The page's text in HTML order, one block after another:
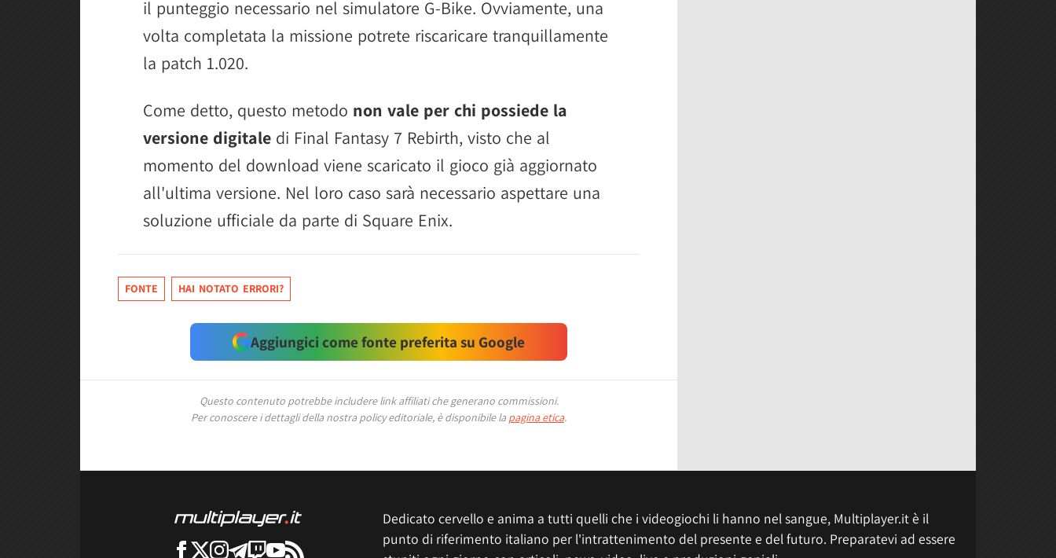
il punteggio necessario nel simulatore G-Bike. Ovviamente, una
volta completata la missione potrete riscaricare tranquillamente
la patch 1.020.
Come detto, questo metodo non vale per chi possiede la
versione digitale di Final Fantasy 7 Rebirth, visto che al
momento del download viene scaricato il gioco già aggiornato
all'ultima versione. Nel loro caso sarà necessario aspettare una
soluzione ufficiale da parte di Square Enix.
FONTE HAI NOTATO ERRORI?
Aggiungici come fonte preferita su Google
Questo contenuto potrebbe includere link affiliati che generano commissioni.
Per conoscere i dettagli della nostra policy editoriale, è disponibile la pagina etica.
Dedicato cervello e anima a tutti quelli che i videogiochi li hanno nel sangue, Multiplayer.it è il
punto di riferimento italiano per l'intrattenimento del presente e del futuro. Preparatevi ad essere